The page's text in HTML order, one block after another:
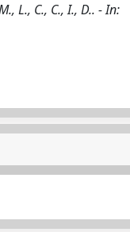
L., C., C., I., D.. - In: